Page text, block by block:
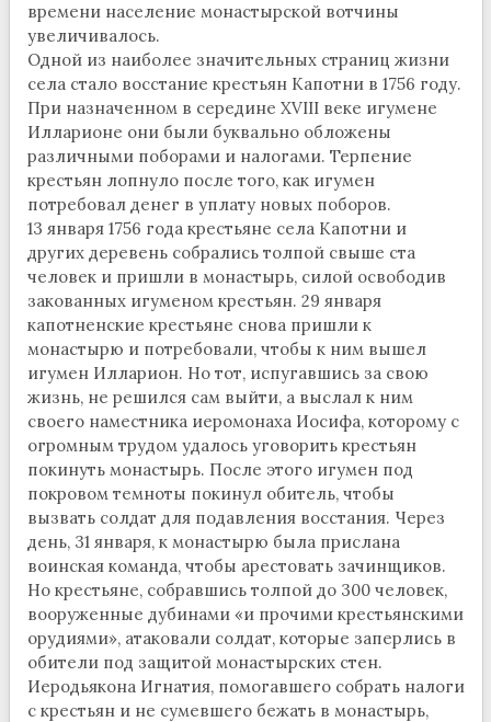
времени население монастырской вотчины
увеличивалось.
Одной из наиболее значительных страниц жизни
села стало восстание крестьян Капотни в 1756 году.
При назначенном в середине XVIII веке игумене
Илларионе они были буквально обложены
различными поборами и налогами. Терпение
крестьян лопнуло после того, как игумен
потребовал денег в уплату новых поборов.
13 января 1756 года крестьяне села Капотни и
других деревень собрались толпой свыше ста
человек и пришли в монастырь, силой освободив
закованных игуменом крестьян. 29 января
капотненские крестьяне снова пришли к
монастырю и потребовали, чтобы к ним вышел
игумен Илларион. Но тот, испугавшись за свою
жизнь, не решился сам выйти, а выслал к ним
своего наместника иеромонаха Иосифа, которому с
огромным трудом удалось уговорить крестьян
покинуть монастырь. После этого игумен под
покровом темноты покинул обитель, чтобы
вызвать солдат для подавления восстания. Через
день, 31 января, к монастырю была прислана
воинская команда, чтобы арестовать зачинщиков.
Но крестьяне, собравшись толпой до 300 человек,
вооруженные дубинами «и прочими крестьянскими
орудиями», атаковали солдат, которые заперлись в
обители под защитой монастырских стен.
Иеродьякона Игнатия, помогавшего собрать налоги
с крестьян и не сумевшего бежать в монастырь,